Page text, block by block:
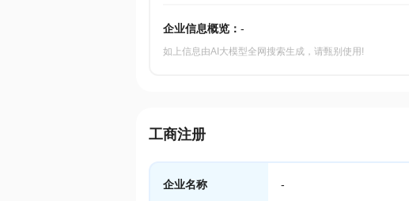
企业信息概览： -
如上信息由AI大模型全网搜索生成，请甄别使用!
工商注册
企业名称 -